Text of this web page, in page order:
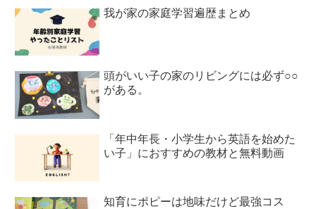
我が家の家庭学習遍歴まとめ
頭がいい子の家のリビングには必ず○○
がある。
「年中年長・小学生から英語を始めた
い子」におすすめの教材と無料動画
知育にポピーは地味だけど最強コス